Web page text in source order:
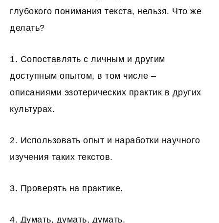
глубокого понимания текста, нельзя. Что же
делать?
1. Сопоставлять с личным и другим
доступным опытом, в том числе –
описаниями эзотерических практик в других
культурах.
2. Использовать опыт и наработки научного
изучения таких текстов.
3. Проверять на практике.
4. Думать, думать, думать.